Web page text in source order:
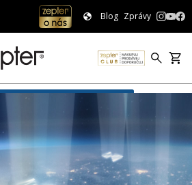
Blog Zprávy
Zepter Finance